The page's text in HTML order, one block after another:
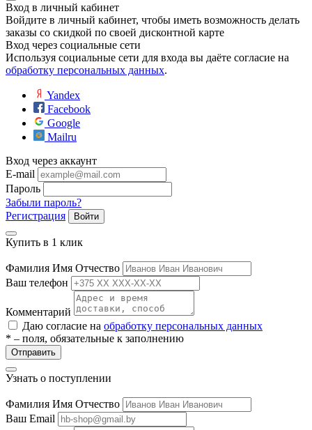
Вход в личный кабинет
Войдите в личный кабинет, чтобы иметь возможность делать
заказы со скидкой по своей дисконтной карте
Вход через социальные сети
Используя социальные сети для входа вы даёте согласие на
обработку персональных данных.
Yandex
Facebook
Google
Mailru
Вход через аккаунт
E-mail
Пароль
Забыли пароль?
Регистрация
Войти
Купить в 1 клик
Фамилия Имя Отчество
Ваш телефон
Комментарий
Даю согласие на обработку персональных данных
* – поля, обязательные к заполнению
Отправить
Узнать о поступлении
Фамилия Имя Отчество
Ваш Email